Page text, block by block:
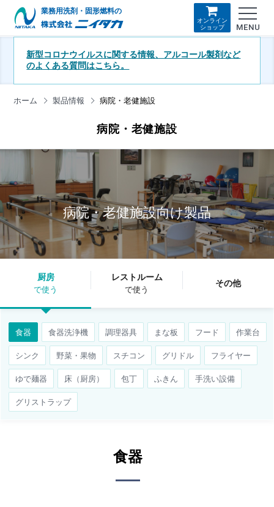
業務用洗剤・固形燃料の
オンライン
ショップ
MENU
新型コロナウイルスに関する情報、アルコール製剤など
のよくある質問はこちら。
ホーム 製品情報 病院・老健施設
病院・老健施設
病院・老健施設向け製品
厨房
で使う
レストルーム
で使う
その他
食器 食器洗浄機 調理器具 まな板 フード 作業台
シンク 野菜・果物 スチコン グリドル フライヤー
ゆで麺器 床（厨房） 包丁 ふきん 手洗い設備
グリストラップ
食器